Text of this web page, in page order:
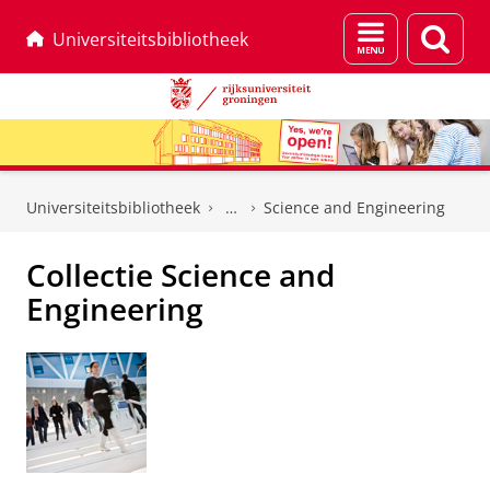
Universiteitsbibliotheek
Menu
en
Universiteitsbibliotheek Science and Engineering
Collectie Science and
Engineering